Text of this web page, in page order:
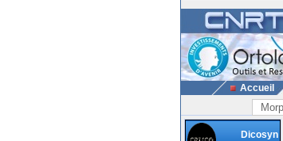
Accueil
Dicosyn